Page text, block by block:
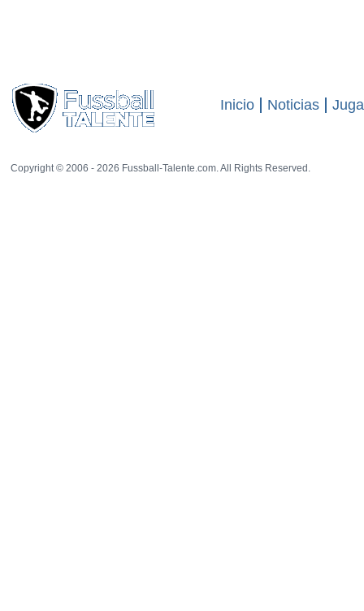
Inicio Noticias
Copyright © 2006 - 2026 Fussball-Talente.com. All Rights Reserved.